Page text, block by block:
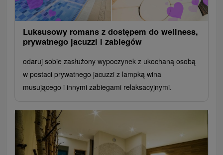
Luksusowy romans z dostępem do wellness,
prywatnego jacuzzi i zabiegów
odaruj sobie zasłużony wypoczynek z ukochaną osobą
w postaci prywatnego jacuzzi z lampką wina
musującego i innymi zabiegami relaksacyjnymi.